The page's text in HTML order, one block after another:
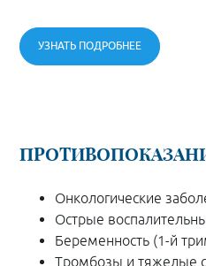
УЗНАТЬ ПОДРОБНЕЕ
Онкологические
Острые
Беременность (1-й
Тромбозы и тяжелые